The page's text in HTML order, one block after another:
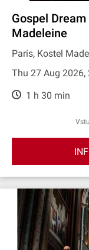
Gospel
Madeleine
Paris, Kostel
Thu 27 Aug 2026,
1 h 30 min